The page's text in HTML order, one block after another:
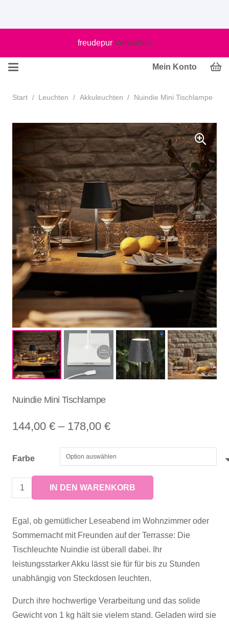
freudepur Verwerfen
Mein Konto
Start / Leuchten / Akkuleuchten / Nuindie Mini Tischlampe
Nuindie Mini Tischlampe
144,00 € – 178,00 €Preisspanne:
bis
178,00 €
Farbe
Nuindie
Tischlampe
Menge
IN DEN WARENKORB
Egal, ob gemütlicher Leseabend im Wohnzimmer oder
Sommernacht mit Freunden auf der Terrasse: Die
Tischleuchte Nuindie ist überall dabei. Ihr
leistungsstarker Akku lässt sie für für bis zu Stunden
unabhängig von Steckdosen leuchten.
Durch ihre hochwertige Verarbeitung und das solide
Gewicht von 1 kg hält sie vielem stand. Geladen wird sie